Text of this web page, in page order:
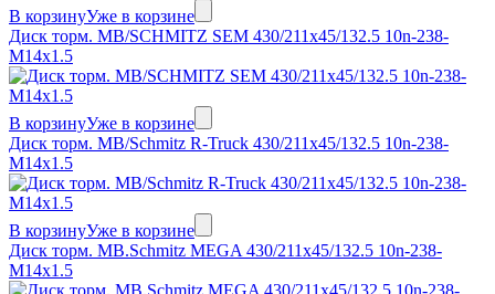
В корзинуУже в корзине
Диск торм. MB/SCHMITZ SEM 430/211x45/132.5 10n-238-
M14x1.5
В корзинуУже в корзине
Диск торм. MB/Schmitz R-Truck 430/211x45/132.5 10n-238-
M14x1.5
В корзинуУже в корзине
Диск торм. MB.Schmitz MEGA 430/211x45/132.5 10n-238-
M14x1.5